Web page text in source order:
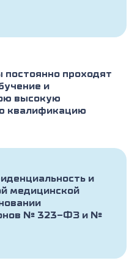
проходят
и
высокую
квалификацию
и
медицинской
№ 323-ФЗ и №